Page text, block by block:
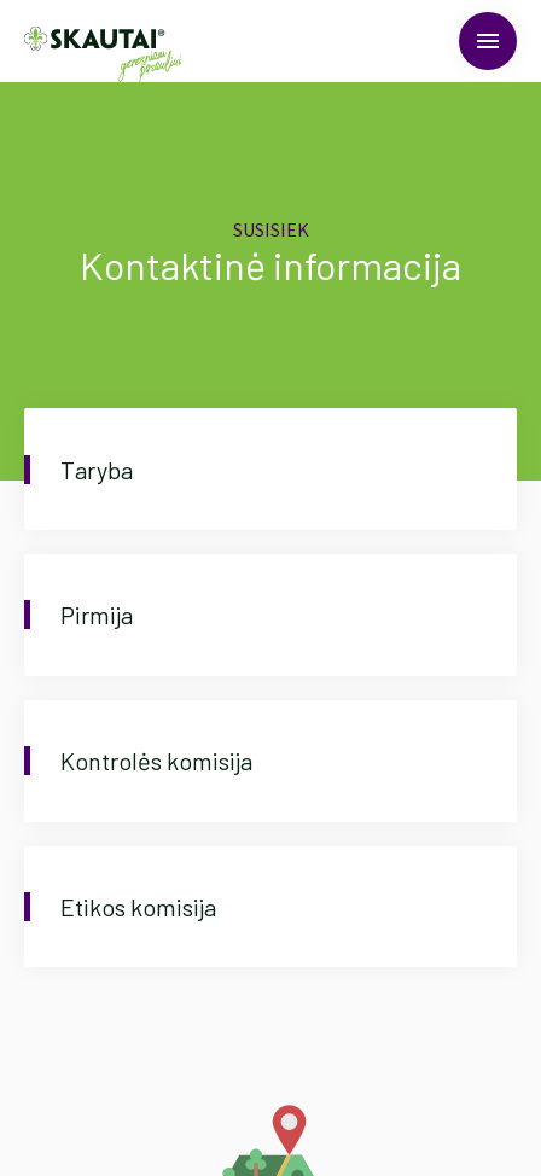
menu
SUSISIEK
Kontaktinė informacija
Taryba
Pirmija
Kontrolės komisija
Etikos komisija